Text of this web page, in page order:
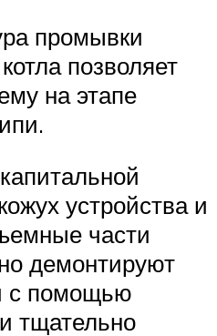
промывки
позволяет
на этапе
устройства и
части
демонтируют
с помощью
тщательно